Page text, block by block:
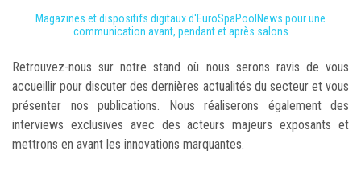
Magazines et dispositifs digitaux d'EuroSpaPoolNews pour une
communication avant, pendant et après salons
Retrouvez-nous sur notre stand où nous serons ravis de vous
accueillir pour discuter des dernières actualités du secteur et vous
présenter nos publications. Nous réaliserons également des
interviews exclusives avec des acteurs majeurs exposants et
mettrons en avant les innovations marquantes.